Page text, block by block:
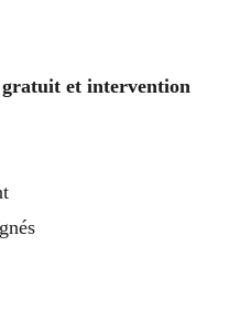
gratuit et intervention